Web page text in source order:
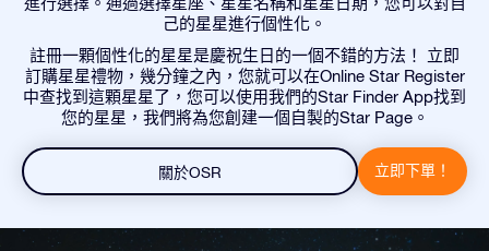
己的星星進行個性化。
註冊一顆個性化的星星是慶祝生日的一個不錯的方法！ 立即
訂購星星禮物，幾分鐘之內，您就可以在Online Star Register
中查找到這顆星星了，您可以使用我們的Star Finder App找到
您的星星，我們將為您創建一個自製的Star Page。
關於OSR 立即下單！